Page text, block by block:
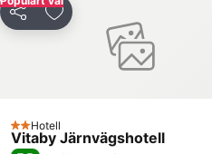
Dela Lägg till i Mina Favoriter
2 Stjärnor
Hotell
Vitaby Järnvägshotell